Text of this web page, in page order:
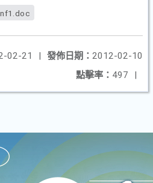
發佈日期： 2012-02-10
02-21
|
點擊率： 497 |